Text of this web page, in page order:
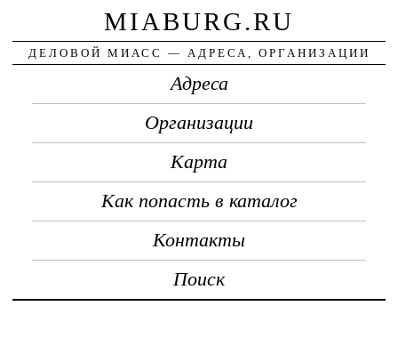
MIABURG.RU
ДЕЛОВОЙ МИАСС — АДРЕСА, ОРГАНИЗАЦИИ
Адреса
Организации
Карта
Как попасть в каталог
Контакты
Поиск